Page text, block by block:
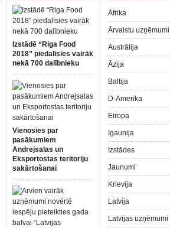
Izstādē “Riga Food
2018” piedalīsies vairāk
nekā 700 dalībnieku
Vienosies par
pasākumiem
Andrejsalas un
Eksportostas teritoriju
sakārtošanai
Āfrika
Ārvalstu uzņēmumi
Austrālija
Āzija
Baltija
D-Amerika
Eiropa
Igaunija
Izstādes
Jaunumi
Krievija
Latvija
Latvijas uzņēmumi